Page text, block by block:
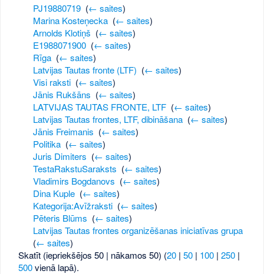
PJ19880719‎ (← saites)
Marina Kosteņecka‎ (← saites)
Arnolds Klotiņš (← saites)
E1988071900‎ (← saites)
Rīga‎ (← saites)
Latvijas Tautas fronte (LTF) (← saites)
Visi raksti‎ (← saites)
Jānis Rukšāns (← saites)
LATVIJAS TAUTAS FRONTE, LTF‎ (← saites)
Latvijas Tautas frontes, LTF, dibināšana‎ (← saites)
Jānis Freimanis (← saites)
Politika‎ (← saites)
Juris Dimiters (← saites)
TestaRakstuSaraksts (← saites)
Vladimirs Bogdanovs (← saites)
Dina Kuple‎ (← saites)
Kategorija:Avīžraksti‎ (← saites)
Pēteris Blūms (← saites)
Latvijas Tautas frontes organizēšanas iniciatīvas grupa‎
(← saites)
Skatīt (iepriekšējos 50 | nākamos 50) (20 |50 | 100 |250 |
500vienā lapā).